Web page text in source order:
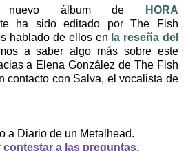
álbum de
HORA
ha sido editado por The Fish
hablado de ellos en la reseña del
a saber algo más sobre este
a Elena González de The Fish
contacto con Salva, el vocalista de
a Diario de un Metalhead.
contestar a las preguntas.